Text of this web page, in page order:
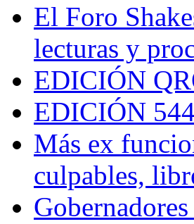
El Foro
lecturas y
EDICIÓN
EDICIÓN
Más ex
culpables,